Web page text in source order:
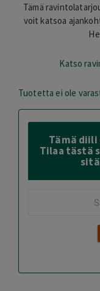
Tämä
voit katsoa
Katso
Tuotetta ei ole
Tämä diili
Tilaa tästä